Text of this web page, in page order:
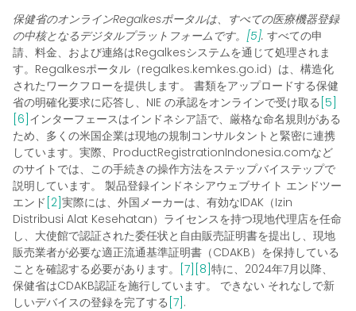
保健省のオンラインRegalkesポータルは、すべての医療機器登録
の中核となるデジタルプラットフォームです。 [5]. すべての申
請、料金、および連絡はRegalkesシステムを通じて処理されま
す。Regalkesポータル（regalkes.kemkes.go.id）は、構造化
されたワークフローを提供します。 書類をアップロードする保健
省の明確化要求に応答し、NIE の承認をオンラインで受け取る [5]
[6] インターフェースはインドネシア語で、厳格な命名規則がある
ため、多くの米国企業は現地の規制コンサルタントと緊密に連携
しています。実際、ProductRegistrationIndonesia.comなど
のサイトでは、この手続きの操作方法をステップバイステップで
説明しています。 製品登録インドネシアウェブサイト エンドツー
エンド [2]実際には、外国メーカーは、有効なIDAK（Izin
Distribusi Alat Kesehatan）ライセンスを持つ現地代理店を任命
し、大使館で認証された委任状と自由販売証明書を提出し、現地
販売業者が必要な適正流通基準証明書（CDAKB）を保持している
ことを確認する必要があります。 [7] [8]特に、2024年7月以降、
保健省はCDAKB認証を施行しています。 できない それなしで新
しいデバイスの登録を完了する [7] .